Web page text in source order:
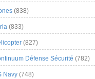
(838)
(833)
(827)
Défense Sécurité (782)
Navy (748)